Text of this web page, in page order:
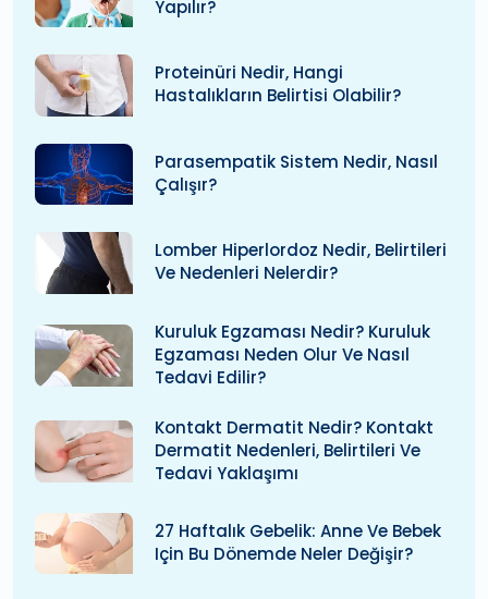
Yapılır?
Proteinüri Nedir, Hangi
Hastalıkların Belirtisi Olabilir?
Parasempatik Sistem Nedir, Nasıl
Çalışır?
Lomber Hiperlordoz Nedir, Belirtileri
Ve Nedenleri Nelerdir?
Kuruluk Egzaması Nedir? Kuruluk
Egzaması Neden Olur Ve Nasıl
Tedavi Edilir?
Kontakt Dermatit Nedir? Kontakt
Dermatit Nedenleri, Belirtileri Ve
Tedavi Yaklaşımı
27 Haftalık Gebelik: Anne Ve Bebek
Için Bu Dönemde Neler Değişir?